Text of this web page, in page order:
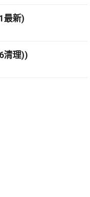
最新)
清理))